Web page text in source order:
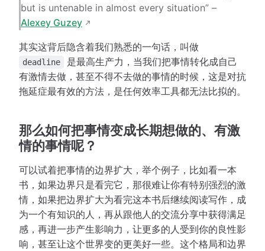
but is untenable in almost every situation” –
Alexey Guzey
其实这背后隐含着我们熟悉的一句话，叫做
deadline
是最高生产力，当我们把事情转化成自己
有激情去做，甚至不得不去做的事情的时候，这是对抗
拖延症最有效的方法，是任何效率工具都无法比拟的。
那么如何把事情变成长期想做的、有激
情的事情呢？
可以试着把事情的边界扩大，举个例子，比如看一本
书，如果边界只是看完它，那很难让你有特别强烈的激
情，如果把边界扩大为看完这本书后继续阅读写作，成
为一个有知识的人，再从跟他人的交流分享中获得满足
感，再进一步产生影响力，让更多的人受到你的良性影
响，甚至让这个世界变的更美好一些。这个格局和边界